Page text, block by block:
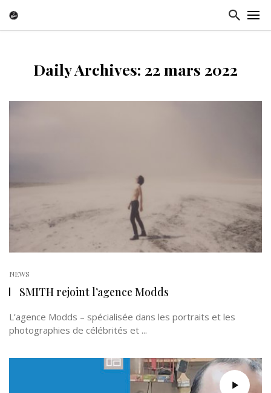
Daily Archives: 22 mars 2022
NEWS
SMITH rejoint l’agence Modds
L’agence Modds – spécialisée dans les portraits et les
photographies de célébrités et ...